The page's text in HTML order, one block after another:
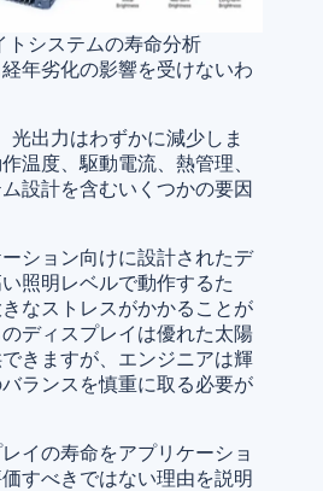
トシステムの寿命分析
年劣化の影響を受けないわ
光出力はわずかに減少しま
温度、駆動電流、熱管理、
設計を含むいくつかの要因
ション向けに設計されたデ
照明レベルで動作するた
なストレスがかかることが
ディスプレイは優れた太陽
きますが、エンジニアは輝
ランスを慎重に取る必要が
イの寿命をアプリケーショ
すべきではない理由を説明